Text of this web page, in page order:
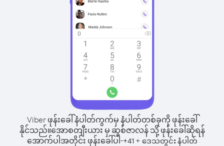
Viber ဖုန်းခေါ်နံပါတ်ကွက်မှ နံပါတ်တစ်ခုကို ဖုန်းခေါ်
နိုင်သည်။အောစတျီးယား မှ ဆွစ်ဇာလန် သို့ ဖုန်းခေါ်ဆိုရန်
အောက်ပါအတိုင်း ဖုန်းခေါ်ပါ-+41+ ဒေသတွင်း နံပါတ်